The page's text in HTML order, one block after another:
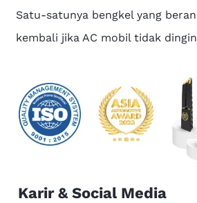
Satu-satunya bengkel yang
kembali jika AC mobil tidak
Karir & Social Media